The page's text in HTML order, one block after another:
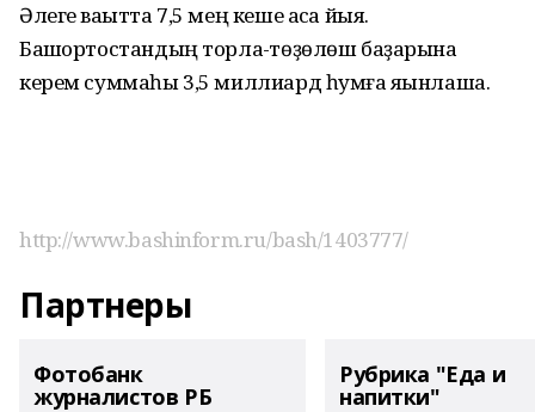
Әлеге ваҡытта 7,5 мең кеше аҡса йыя.
Башҡортостандың торлаҡ-төҙөлөш баҙарына
керем суммаһы 3,5 миллиард һумға яҡынлаша.
http://www.bashinform.ru/bash/1403777/
Партнеры
Фотобанк
журналистов РБ
Рубрика "Еда и
напитки"